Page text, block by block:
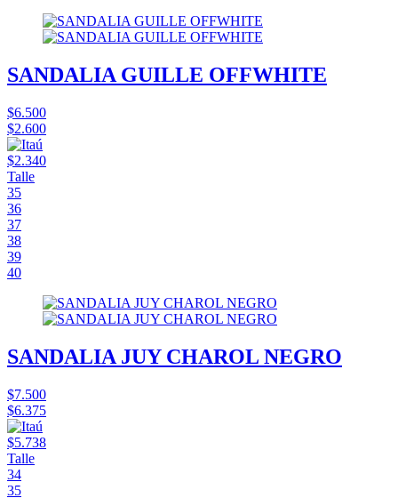
SANDALIA GUILLE OFFWHITE
$6.500
$2.600
$2.340
Talle
35
36
37
38
39
40
SANDALIA JUY CHAROL NEGRO
$7.500
$6.375
$5.738
Talle
34
35